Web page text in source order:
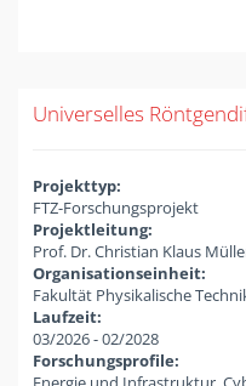
Universelles
Projekttyp:
FTZ-Forschungsprojekt
Projektleitung:
Prof. Dr. Christian Klaus
Organisationseinheit:
Fakultät Physikalische
Laufzeit:
03/2026-02/2028
Forschungsprofile: